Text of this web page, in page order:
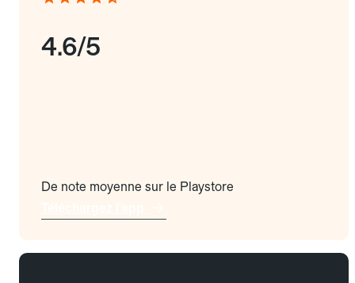
4.6/5
De note moyenne sur le Playstore